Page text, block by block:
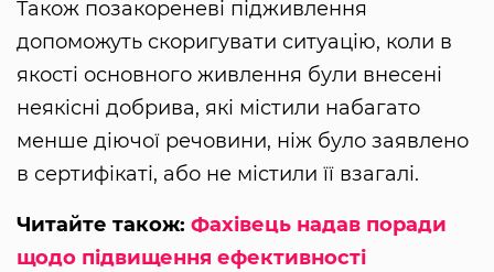
Також позакореневі підживлення
допоможуть скоригувати ситуацію, коли в
якості основного живлення були внесені
неякісні добрива, які містили набагато
менше діючої речовини, ніж було заявлено
в сертифікаті, або не містили її взагалі.
Читайте також: Фахівець надав поради
щодо підвищення ефективності